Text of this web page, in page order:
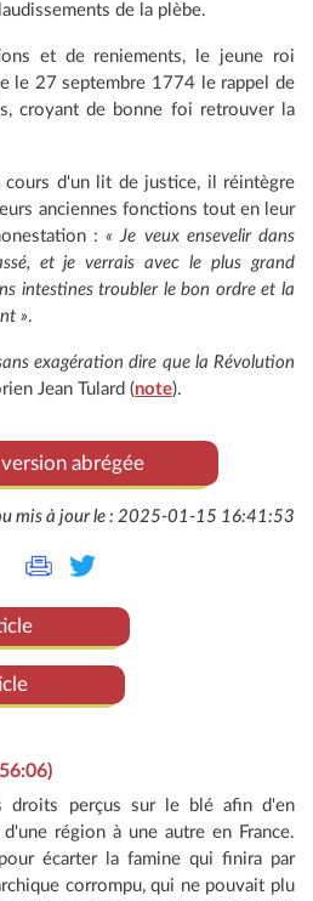
de la plèbe.
et de reniements, le jeune roi
le 27 septembre 1774 le rappel de
croyant de bonne foi retrouver la
cours d'un lit de justice, il réintègre
anciennes fonctions tout en leur
:« Je veux ensevelir dans
et je verrais avec le plus grand
intestines troubler le bon ordre et la
».
exagération dire que la Révolution
Jean Tulard (note).
abrégée
mis à jour le : 2025-01-15 16:41:53
droits perçus sur le blé afin d'en
région à une autre en France.
écarter la famine qui finira par
corrompu, qui ne pouvait plu